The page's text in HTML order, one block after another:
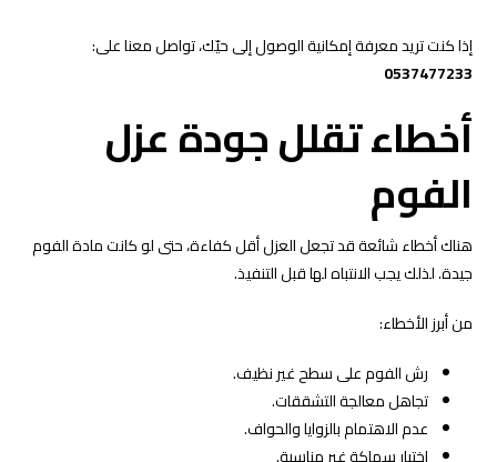
إذا كنت تريد معرفة إمكانية الوصول إلى حيّك، تواصل معنا على:
0537477233
أخطاء تقلل جودة عزل
الفوم
هناك أخطاء شائعة قد تجعل العزل أقل كفاءة، حتى لو كانت مادة الفوم
جيدة. لذلك يجب الانتباه لها قبل التنفيذ.
من أبرز الأخطاء:
رش الفوم على سطح غير نظيف.
تجاهل معالجة التشققات.
عدم الاهتمام بالزوايا والحواف.
اختيار سماكة غير مناسبة.